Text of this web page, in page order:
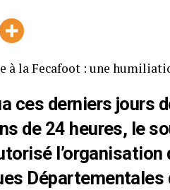
à la Fecafoot : une
ces derniers jours
de 24 heures, le
l’organisation
Départementales